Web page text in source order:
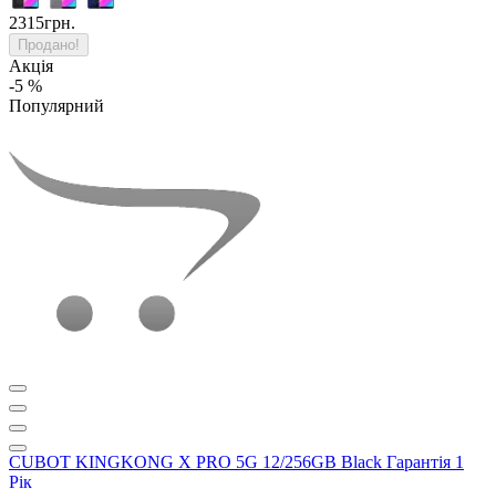
2315грн.
Продано!
Акція
-5 %
Популярний
CUBOT KINGKONG X PRO 5G 12/256GB Black Гарантія 1
Рік